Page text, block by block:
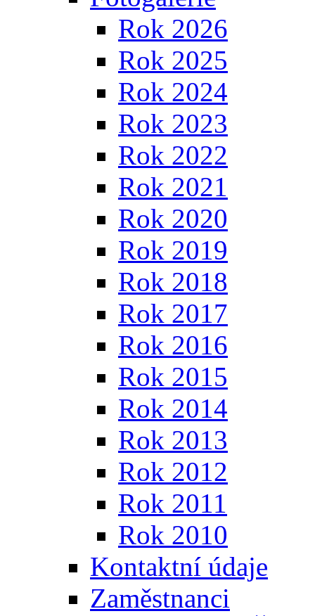
Rok 2026
Rok 2025
Rok 2024
Rok 2023
Rok 2022
Rok 2021
Rok 2020
Rok 2019
Rok 2018
Rok 2017
Rok 2016
Rok 2015
Rok 2014
Rok 2013
Rok 2012
Rok 2011
Rok 2010
Kontaktní údaje
Zaměstnanci